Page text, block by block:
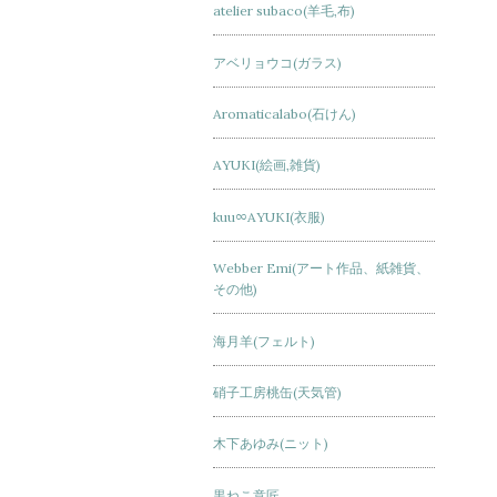
atelier subaco(羊毛,布)
アベリョウコ(ガラス)
Aromaticalabo(石けん)
AYUKI(絵画,雑貨)
kuu∞AYUKI(衣服)
Webber Emi(アート作品、紙雑貨、
その他)
海月羊(フェルト)
硝子工房桃缶(天気管)
木下あゆみ(ニット)